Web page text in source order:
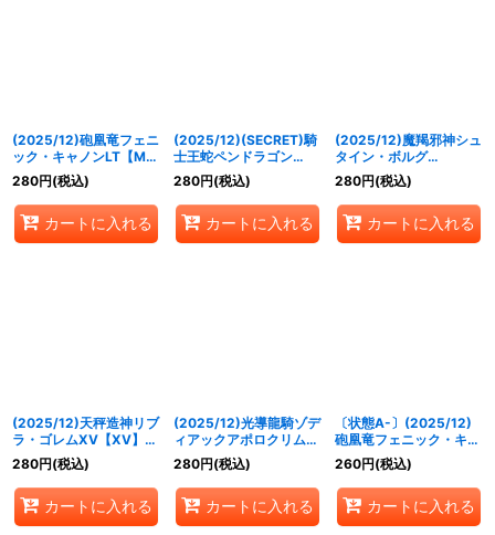
(2025/12)砲凰竜フェニ
ック・キャノンLT【M】
{BSC49-055}《赤》
280円(税込)
カートに入れる
(2025/12)(SECRET)騎
士王蛇ペンドラゴン
LT【M-SEC】{BSC49-
060}《紫》
280円(税込)
カートに入れる
(2025/12)魔羯邪神シュ
タイン・ボルグ
XV【XV】{BSC49-
XV03}《紫》
280円(税込)
カートに入れる
(2025/12)天秤造神リブ
ラ・ゴレムXV【XV】
{BSC49-XV12}《青》
280円(税込)
カートに入れる
(2025/12)光導龍騎ゾデ
ィアックアポロクリムゾ
ン【CP】{BSC49-
CP01}《赤》
280円(税込)
カートに入れる
〔状態A-〕(2025/12)
砲凰竜フェニック・キャ
ノンLT【M】{BSC49-
055}《赤》
260円(税込)
カートに入れる